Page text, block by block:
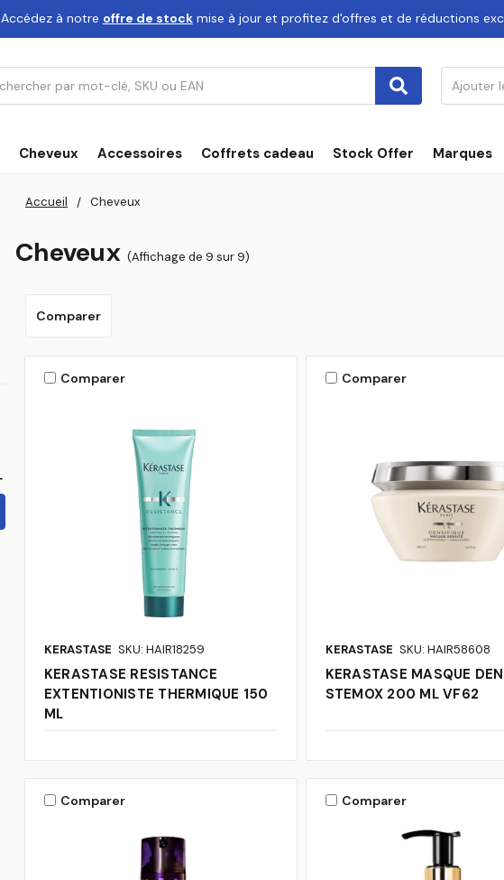
Accédez à notre offre de stockmise à jour et profitez d'offres et de réductions
Cheveux Accessoires Coffrets cadeau Stock Offer Marques
Accueil Cheveux
Cheveux (Affichage de 9 sur 9)
Comparer
Comparer
KERASTASE SKU: HAIR18259
KERASTASE RESISTANCE
EXTENTIONISTE THERMIQUE 150
ML
Comparer
KERASTASE SKU: HAIR58608
KERASTASE MASQUE
STEMOX 200 ML VF62
Comparer Comparer